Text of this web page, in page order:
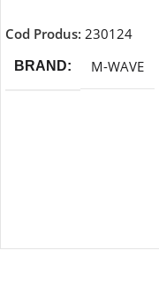
Cod Produs: 230124
BRAND M-WAVE